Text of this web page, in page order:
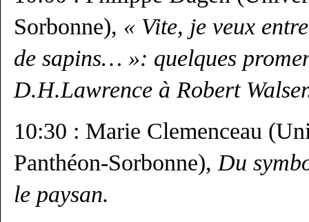
Sorbonne), « Vite, je veux
de sapins… »: quelques
D.H.Lawrence à Robert
10:30 : Marie Clemenceau
Panthéon-Sorbonne), Du
le paysan.